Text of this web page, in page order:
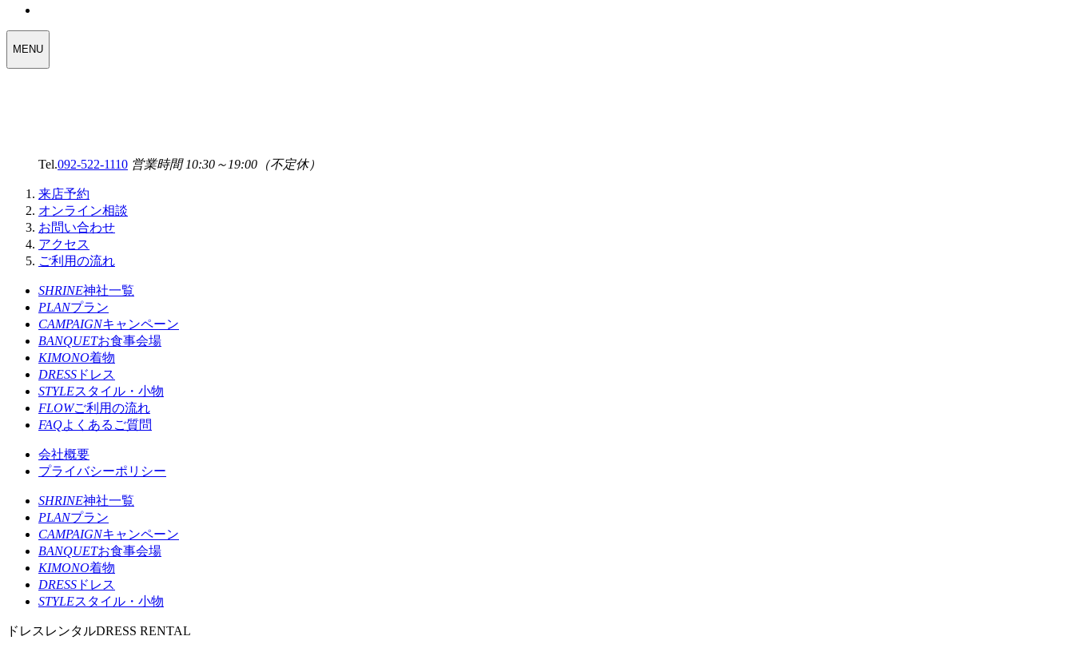
SELECT
MENU
Tel.092-522-1110 営業時間 10:30～19:00（不定休）
来店予約
オンライン相談
お問い合わせ
アクセス
ご利用の流れ
SHRINE神社一覧
PLANプラン
CAMPAIGNキャンペーン
BANQUETお食事会場
KIMONO着物
DRESS ドレス
STYLEスタイル・小物
FLOWご利用の流れ
FAQよくあるご質問
会社概要
プライバシーポリシー
SHRINE神社一覧
PLANプラン
CAMPAIGNキャンペーン
BANQUETお食事会場
KIMONO着物
DRESS ドレス
STYLEスタイル・小物
ドレスレンタルDRESS RENTAL